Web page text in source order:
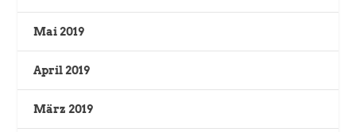
Mai 2019
April 2019
März 2019